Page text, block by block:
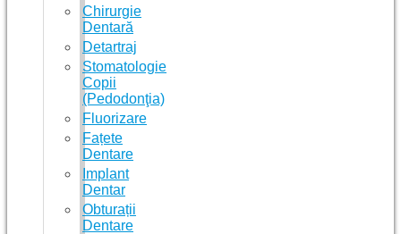
Chirurgie
Dentară
Detartraj
Stomatologie
Copii
(Pedodonţia)
Fluorizare
Fațete
Dentare
Implant
Dentar
Obturații
Dentare